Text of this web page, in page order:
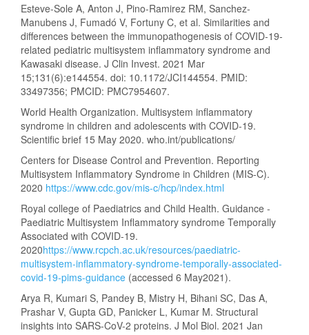
Esteve-Sole A, Anton J, Pino-Ramirez RM, Sanchez-
Manubens J, Fumadó V, Fortuny C, et al. Similarities and
differences between the immunopathogenesis of COVID-19-
related pediatric multisystem inflammatory syndrome and
Kawasaki disease. J Clin Invest. 2021 Mar
15;131(6):e144554. doi: 10.1172/JCI144554. PMID:
33497356; PMCID: PMC7954607.
World Health Organization. Multisystem inflammatory
syndrome in children and adolescents with COVID-19.
Scientific brief 15 May 2020. who.int/publications/
Centers for Disease Control and Prevention. Reporting
Multisystem Inflammatory Syndrome in Children (MIS-C).
2020 https://www.cdc.gov/mis-c/hcp/index.html
Royal college of Paediatrics and Child Health. Guidance -
Paediatric Multisystem Inflammatory syndrome Temporally
Associated with COVID-19.
2020https://www.rcpch.ac.uk/resources/paediatric-
multisystem-inflammatory-syndrome-temporally-associated-
covid-19-pims-guidance (accessed 6 May2021).
Arya R, Kumari S, Pandey B, Mistry H, Bihani SC, Das A,
Prashar V, Gupta GD, Panicker L, Kumar M. Structural
insights into SARS-CoV-2 proteins. J Mol Biol. 2021 Jan